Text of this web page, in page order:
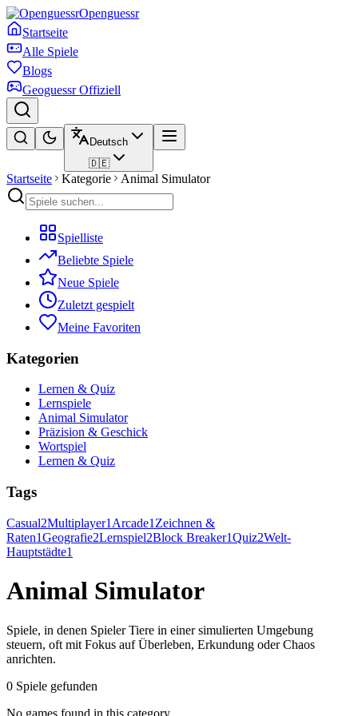
Openguessr
Startseite
Alle Spiele
Blogs
Geoguessr Offiziell
Deutsch
🇩🇪
Startseite Kategorie Animal Simulator
Spielliste
Beliebte Spiele
Neue Spiele
Zuletzt gespielt
Meine Favoriten
Kategorien
Lernen & Quiz
Lernspiele
Animal Simulator
Präzision & Geschick
Wortspiel
Lernen & Quiz
Tags
Casual2Multiplayer1 Arcade1 Zeichnen &
Raten1Geografie2Lernspiel2Block Breaker1Quiz2Welt-
Hauptstädte1
Animal Simulator
Spiele, in denen Spieler Tiere in einer simulierten Umgebung
steuern, oft mit Fokus auf Überleben, Erkundung oder Chaos
anrichten.
0 Spiele gefunden
No games found in this category